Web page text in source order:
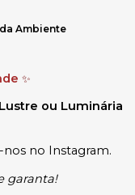
Ambiente
✨
ou Luminária
no Instagram.
garanta!